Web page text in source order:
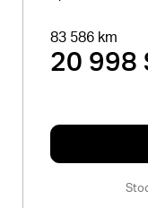
83 586 km
20 998